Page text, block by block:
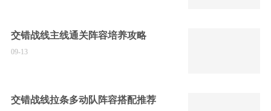
交错战线主线通关阵容培养攻略
09-13
交错战线拉条多动队阵容搭配推荐